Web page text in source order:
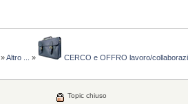
»Altro ... » CERCO e OFFRO lavoro/
Topic chiuso